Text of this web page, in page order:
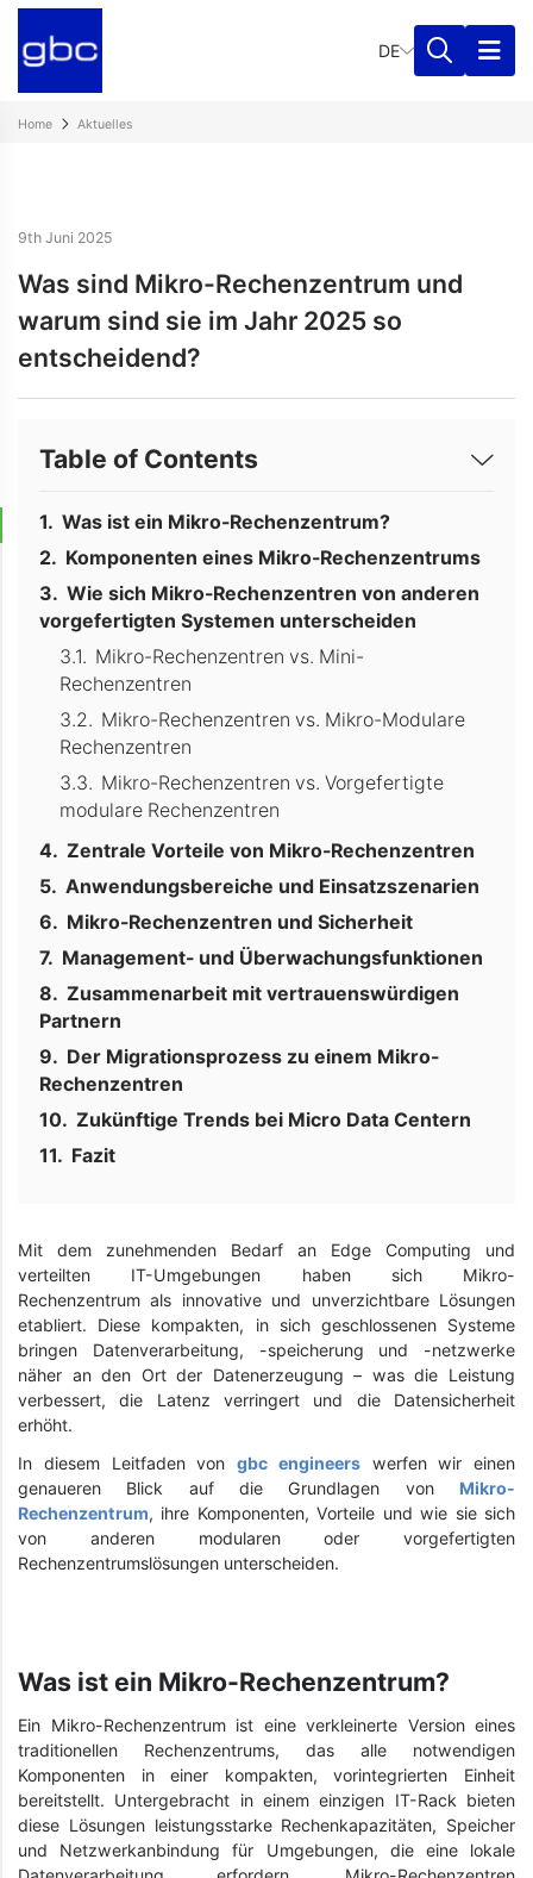
DE
Home Aktuelles
9th Juni 2025
Was sind Mikro-Rechenzentrum und
warum sind sie im Jahr 2025 so
entscheidend?
Table of Contents
Was ist ein Mikro-Rechenzentrum?
Komponenten eines Mikro-Rechenzentrums
Wie sich Mikro-Rechenzentren von anderen
vorgefertigten Systemen unterscheiden
Mikro-Rechenzentren vs. Mini-
Rechenzentren
Mikro-Rechenzentren vs. Mikro-Modulare
Rechenzentren
Mikro-Rechenzentren vs. Vorgefertigte
modulare Rechenzentren
Zentrale Vorteile von Mikro-Rechenzentren
Anwendungsbereiche und Einsatzszenarien
Mikro-Rechenzentren und Sicherheit
Management- und Überwachungsfunktionen
Zusammenarbeit mit vertrauenswürdigen
Partnern
Der Migrationsprozess zu einem Mikro-
Rechenzentren
Zukünftige Trends bei Micro Data Centern
Fazit
Mit dem zunehmenden Bedarf an Edge Computing und
verteilten IT-Umgebungen haben sich Mikro-
Rechenzentrum als innovative und unverzichtbare Lösungen
etabliert. Diese kompakten, in sich geschlossenen Systeme
bringen Datenverarbeitung, -speicherung und -netzwerke
näher an den Ort der Datenerzeugung – was die Leistung
verbessert, die Latenz verringert und die Datensicherheit
erhöht.
In diesem Leitfaden von gbc engineerswerfen wir einen
genaueren Blick auf die Grundlagen von Mikro-
Rechenzentrum, ihre Komponenten, Vorteile und wie sie sich
von anderen modularen oder vorgefertigten
Rechenzentrumslösungen unterscheiden.
Was ist ein Mikro-Rechenzentrum?
Ein Mikro-Rechenzentrum ist eine verkleinerte Version eines
traditionellen Rechenzentrums, das alle notwendigen
Komponenten in einer kompakten, vorintegrierten Einheit
bereitstellt. Untergebracht in einem einzigen IT-Rack bieten
diese Lösungen leistungsstarke Rechenkapazitäten, Speicher
und Netzwerkanbindung für Umgebungen, die eine lokale